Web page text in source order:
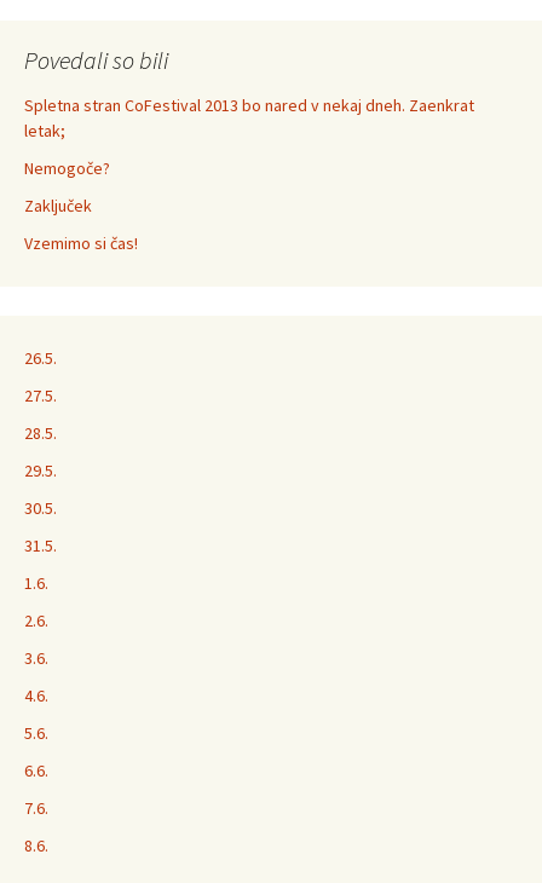
Povedali so bili
Spletna stran CoFestival 2013 bo nared v nekaj dneh. Zaenkrat
letak;
Nemogoče?
Zaključek
Vzemimo si čas!
26.5.
27.5.
28.5.
29.5.
30.5.
31.5.
1.6.
2.6.
3.6.
4.6.
5.6.
6.6.
7.6.
8.6.